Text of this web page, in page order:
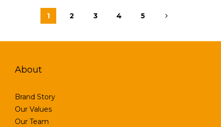
1 2 3 4 5
About
Brand Story
Our Values
Our Team